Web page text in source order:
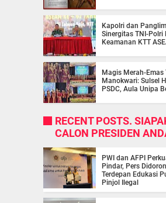
Kapolri dan
Sinergitas TNI-Polri
Keamanan KTT
Magis Merah-Emas
Manokwari: Sulsel
PSDC, Aula Unipa
RECENT POSTS.
CALON PRESIDEN
PWI dan AFPI
Pindar, Pers
Terdepan Edukasi
Pinjol Ilegal